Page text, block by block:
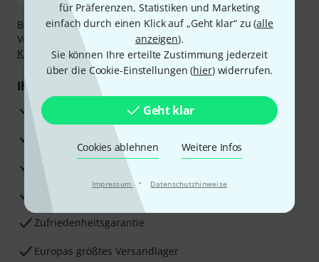
für Präferenzen, Statistiken und Marketing
einfach durch einen Klick auf „Geht klar“ zu (alle
anzeigen).
Sie können Ihre erteilte Zustimmung jederzeit
über die Cookie-Einstellungen (hier) widerrufen.
Geht klar
Cookies ablehnen Weitere Infos
Impressum · Datenschutzhinweise
Bezahlen Sie vertraulich und sicher per Nachnahme,
Vorkasse, PayPal, Amazon Pay,Klarna Sofort bezahlen
Klarna Ratenzahlungoder Kreditkarte.
Ihre Vorteile
3 Jahre Thomann Garantie
30 Tage Money-Back-Garantie
Beratung durch Fachexperten
Zufriedenheitsgarantie
Europas größtes Versandlager